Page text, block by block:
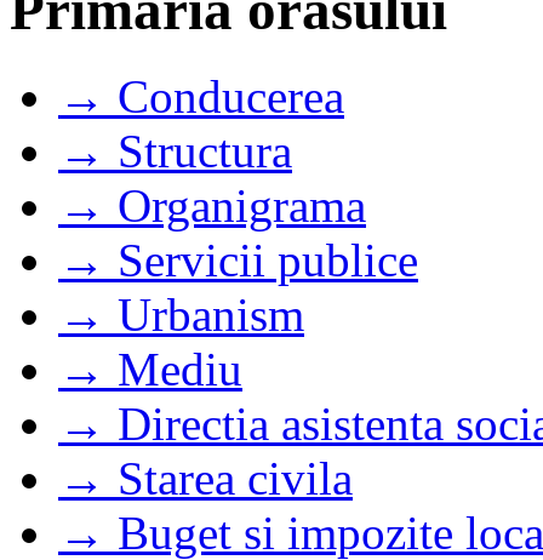
→ Conducerea
→ Structura
→ Organigrama
→ Servicii publice
→ Urbanism
→ Mediu
→ Directia asistenta
→ Starea civila
→ Buget si impozite